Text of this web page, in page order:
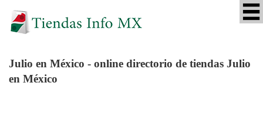
Julio en México - online directorio de tiendas Julio
en México